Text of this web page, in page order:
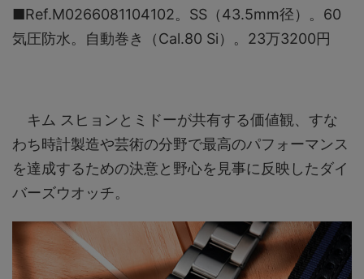
■Ref.M0266081104102。SS（43.5mm径）。60
気圧防水。自動巻き（Cal.80 Si）。23万3200円
キム スヒョンとミドーが共有する価値観、すな
わち時計製造や芸術の分野で最高のパフォーマンス
を達成するための決意と野心を見事に反映したダイ
バーズウオッチ。